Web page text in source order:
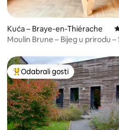
4,78/5, recenzija: 55
Kuća – Braye-en-Thiérache
Moulin Brune – Bijeg u prirodu –
gosti”
Među najviše rangiranima s
Odabrali gosti